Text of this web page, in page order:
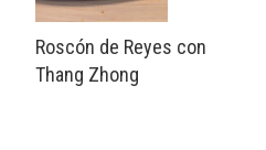
Roscón de Reyes con
Thang Zhong